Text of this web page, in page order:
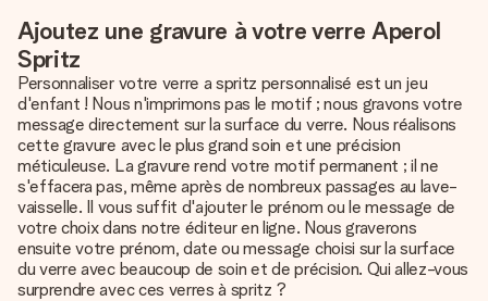
Ajoutez une gravure à votre verre Aperol
Spritz
Personnaliser votre verre a spritz personnalisé est un jeu
d'enfant ! Nous n'imprimons pas le motif ; nous gravons votre
message directement sur la surface du verre. Nous réalisons
cette gravure avec le plus grand soin et une précision
méticuleuse. La gravure rend votre motif permanent ; il ne
s'effacera pas, même après de nombreux passages au lave-
vaisselle. Il vous suffit d'ajouter le prénom ou le message de
votre choix dans notre éditeur en ligne. Nous graverons
ensuite votre prénom, date ou message choisi sur la surface
du verre avec beaucoup de soin et de précision. Qui allez-vous
surprendre avec ces verres à spritz ?